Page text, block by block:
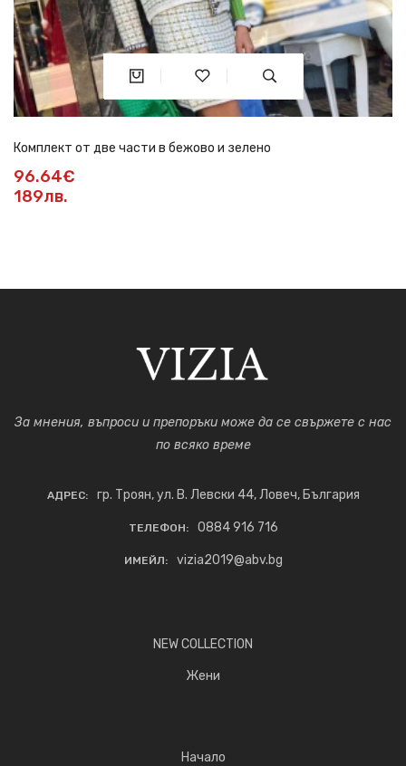
Комплект от две части в бежово и зелено
96.64€
189лв.
За мнения, въпроси и препоръки може да се свържете с нас
по всяко време
АДРЕС: гр. Троян, ул. В. Левски 44, Ловеч, България
ТЕЛЕФОН: 0884 916 716
ИМЕЙЛ: vizia2019@abv.bg
NEW COLLECTION
Жени
Начало